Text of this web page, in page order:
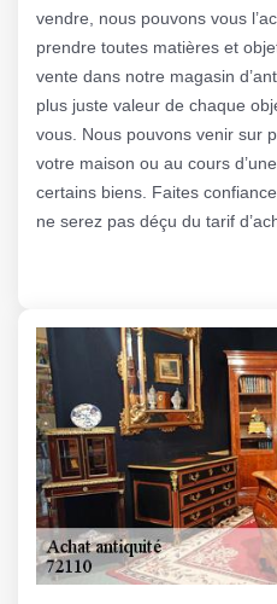
vendre, nous pouvons vous
prendre toutes matières et
vente dans notre magasin
plus juste valeur de chaque
vous. Nous pouvons venir sur
votre maison ou au cours
certains biens. Faites
ne serez pas déçu du tarif